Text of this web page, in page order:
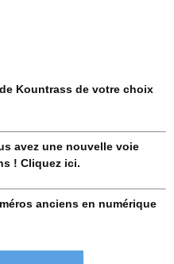
Kountrass de votre choix
avez une nouvelle voie
! Cliquez ici.
anciens en numérique